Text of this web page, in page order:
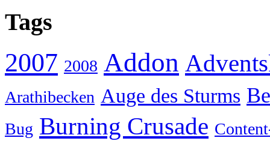
Tags
2007 2008 Addon
Arathibecken Auge des Sturms
Bug Burning Crusade